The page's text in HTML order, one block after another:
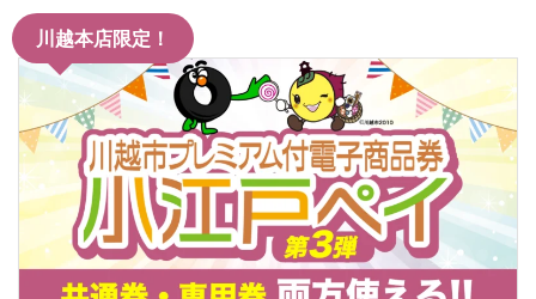
川越本店限定！